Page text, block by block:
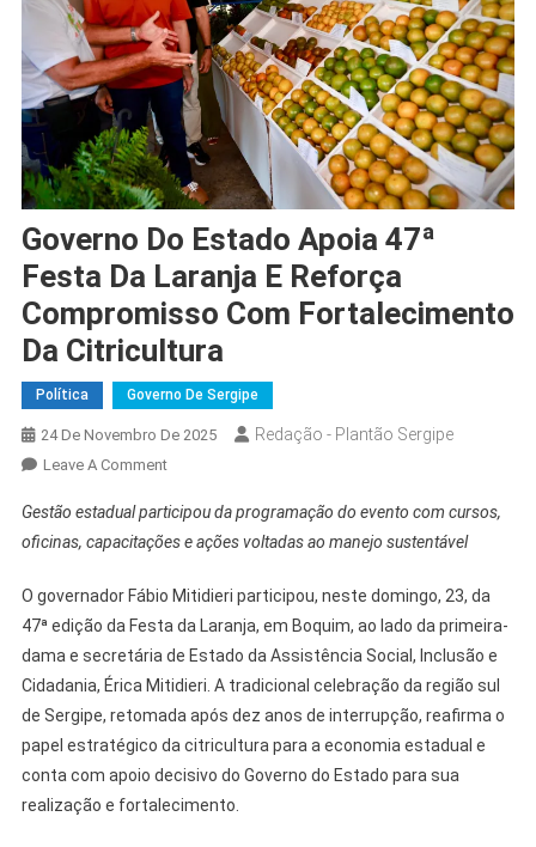
Governo Do Estado Apoia 47ª
Festa Da Laranja E Reforça
Compromisso Com Fortalecimento
Da Citricultura
Política Governo De Sergipe
24 De Novembro De 2025 Redação - Plantão Sergipe
Leave A CommentOn
Do
Estado
47ª
Festa
Da
Laranja
E
Reforça
Compromisso
Gestão estadual participou da programação do evento com cursos,
oficinas, capacitações e ações voltadas ao manejo sustentável
O governador Fábio Mitidieri participou, neste domingo, 23, da
47ª edição da Festa da Laranja, em Boquim, ao lado da primeira-
dama e secretária de Estado da Assistência Social, Inclusão e
Cidadania, Érica Mitidieri. A tradicional celebração da região sul
de Sergipe, retomada após dez anos de interrupção, reafirma o
papel estratégico da citricultura para a economia estadual e
conta com apoio decisivo do Governo do Estado para sua
realização e fortalecimento.